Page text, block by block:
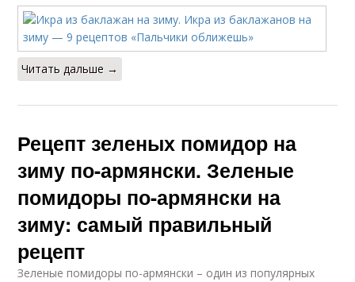
Читать дальше →
Рецепт зеленых помидор на
зиму по-армянски. Зеленые
помидоры по-армянски на
зиму: самый правильный
рецепт
Зеленые помидоры по-армянски – один из популярных